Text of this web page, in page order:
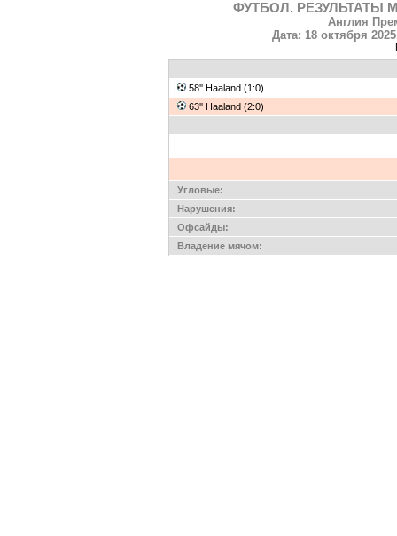
ФУТБОЛ. РЕЗУЛЬТАТЫ
Англия
Дата: 18 октября
58'' Haaland (1:0)
63'' Haaland (2:0)
Угловые:
Нарушения:
Офсайды:
Владение мячом: